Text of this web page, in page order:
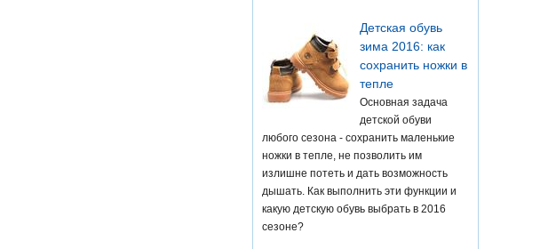
Детская обувь
зима 2016: как
сохранить ножки в
тепле
Основная задача
детской обуви
любого сезона - сохранить маленькие
ножки в тепле, не позволить им
излишне потеть и дать возможность
дышать. Как выполнить эти функции и
какую детскую обувь выбрать в 2016
сезоне?